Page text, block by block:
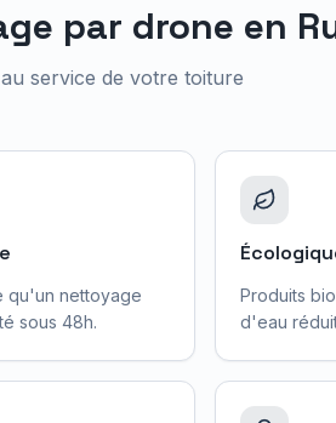
par drone en
service de votre toiture
qu'un nettoyage
sous 48h.
Produits
d'eau